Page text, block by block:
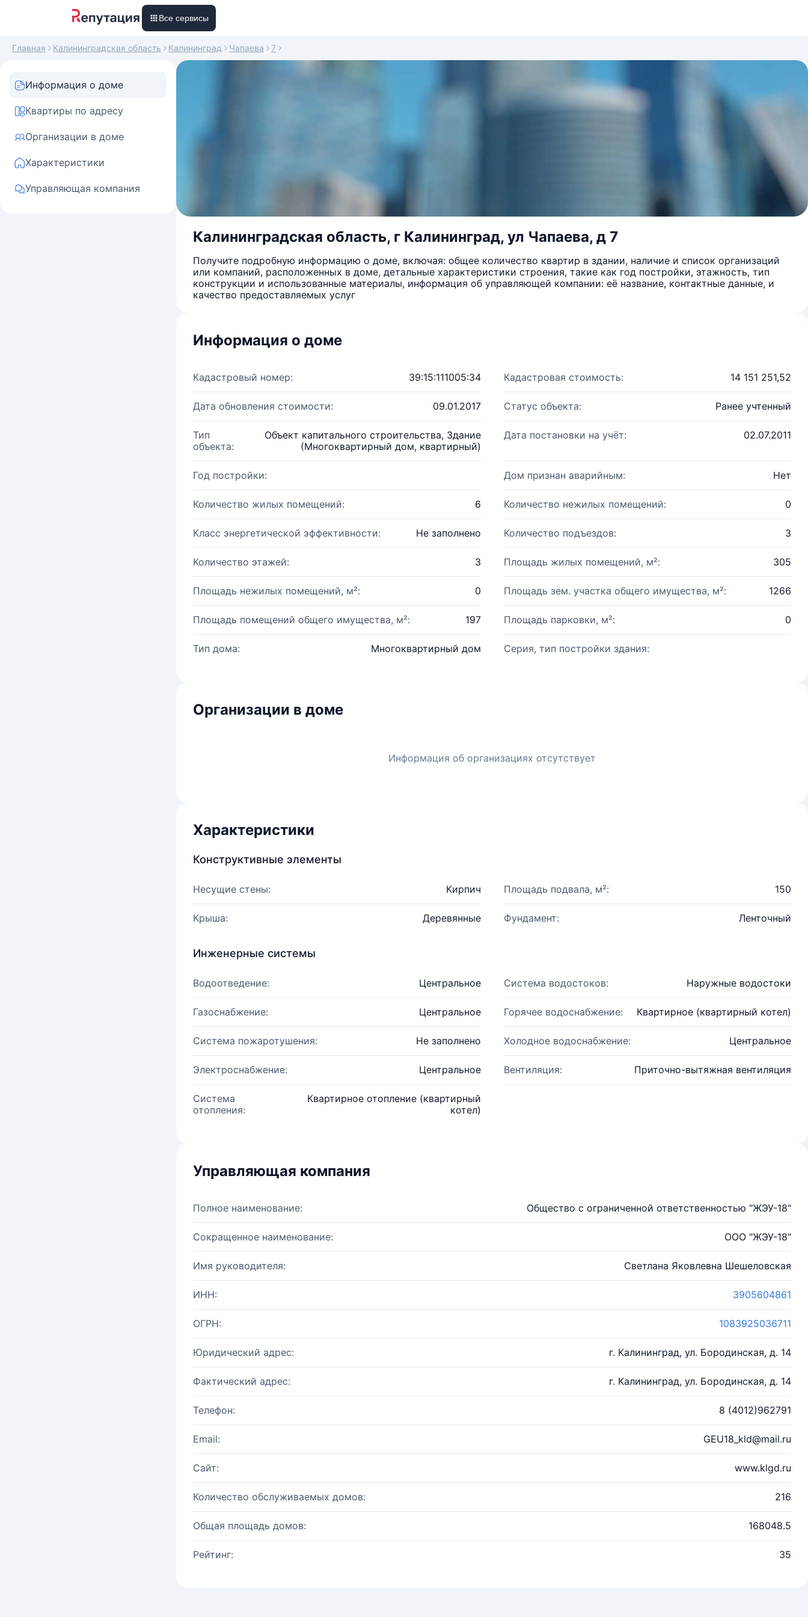
Все сервисы
Главная Калининградская область Калининград Чапаева 7
Информация о доме
Квартиры по адресу
Организации в доме
Характеристики
Управляющая компания
Калининградская область, г Калининград, ул Чапаева, д 7
Получите подробную информацию о доме, включая: общее количество квартир в здании, наличие и список организаций
или компаний, расположенных в доме, детальные характеристики строения, такие как год постройки, этажность, тип
конструкции и использованные материалы, информация об управляющей компании: её название, контактные данные, и
качество предоставляемых услуг
Информация о доме
Кадастровый номер: 39:15:111005:34 Кадастровая стоимость: 14 151 251,52
Дата обновления стоимости: 09.01.2017 Статус объекта: Ранее учтенный
Тип
объекта:
Объект капитального строительства, Здание
(Многоквартирный дом, квартирный)
Дата постановки на учёт: 02.07.2011
Год постройки: Дом признан аварийным: Нет
Количество жилых помещений: 6 Количество нежилых помещений: 0
Класс энергетической эффективности: Не заполнено Количество подъездов: 3
Количество этажей: 3 Площадь жилых помещений, м²: 305
Площадь нежилых помещений, м²: 0 Площадь зем. участка общего имущества, м²: 1266
Площадь помещений общего имущества, м²: 197 Площадь парковки, м²: 0
Тип дома: Многоквартирный дом Серия, тип постройки здания:
Организации в доме
Информация об организациях отсутствует
Характеристики
Конструктивные элементы
Несущие стены: Кирпич Площадь подвала, м²: 150
Крыша: Деревянные Фундамент: Ленточный
Инженерные системы
Водоотведение: Центральное Система водостоков: Наружные водостоки
Газоснабжение: Центральное Горячее водоснабжение: Квартирное (квартирный котел)
Система пожаротушения: Не заполнено Холодное водоснабжение: Центральное
Электроснабжение: Центральное Вентиляция: Приточно-вытяжная вентиляция
Система
отопления:
Квартирное отопление (квартирный
котел)
Управляющая компания
Полное наименование: Общество с ограниченной ответственностью "ЖЭУ-18"
Сокращенное наименование: ООО "ЖЭУ-18"
Имя руководителя: Светлана Яковлевна Шешеловская
ИНН: 3905604861
ОГРН: 1083925036711
Юридический адрес: г. Калининград, ул. Бородинская, д. 14
Фактический адрес: г. Калининград, ул. Бородинская, д. 14
Телефон: 8 (4012)962791
Email: GEU18_kld@mail.ru
Сайт: www.klgd.ru
Количество обслуживаемых домов: 216
Общая площадь домов: 168048.5
Рейтинг: 35